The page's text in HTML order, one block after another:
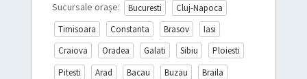
Sucursale orașe: Bucuresti
Cluj-Napoca
Timisoara
Constanta Brasov
Iasi
Craiova
Oradea Galati Sibiu
Ploiesti
Pitesti
Arad Bacau Buzau
Braila